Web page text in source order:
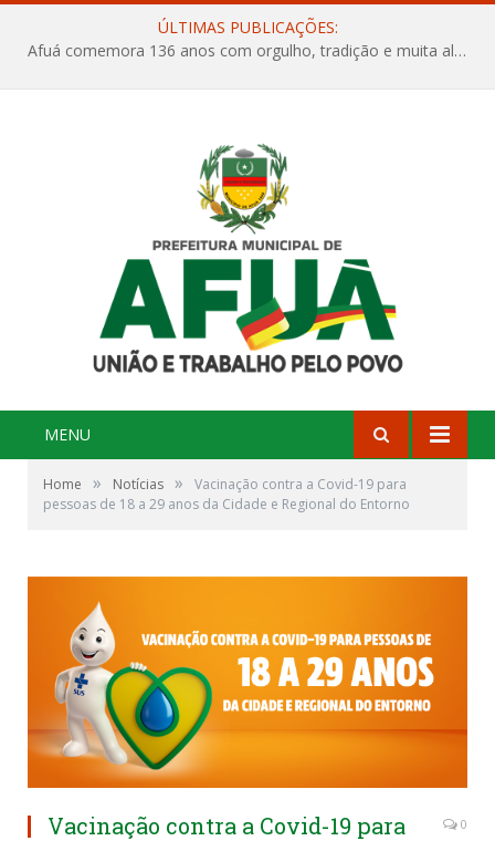
ÚLTIMAS PUBLICAÇÕES:
Projeto Orla Mais Verde – Um novo capítulo para a nossa cidade
MENU
Home » Notícias »
Vacinação contra a Covid-19 para
pessoas de 18 a 29 anos da Cidade e Regional do Entorno
Vacinação contra a Covid-19 para
0